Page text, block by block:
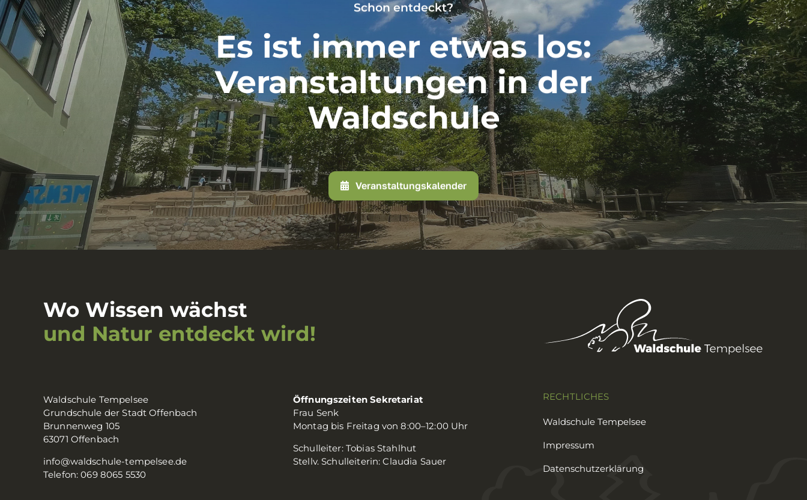
Schon entdeckt?
Es ist immer etwas los:
Veranstaltungen in der
Waldschule
Veranstaltungskalender
Wo Wissen wächst
und Natur entdeckt wird!
Waldschule Tempelsee
Grundschule der Stadt Offenbach
Brunnenweg 105
63071 Offenbach
info@waldschule-tempelsee.de
Telefon: 069 8065 5530
Öffnungszeiten Sekretariat
Frau Senk
Montag bis Freitag von 8:00–12:00 Uhr
Schulleiter: Tobias Stahlhut
Stellv. Schulleiterin: Claudia Sauer
RECHTLICHES
Waldschule Tempelsee
Impressum
Datenschutzerklärung